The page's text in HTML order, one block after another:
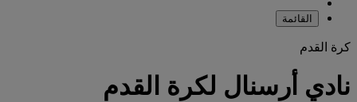
القائمة
كرة القدم
نادي أرسنال لكرة القدم